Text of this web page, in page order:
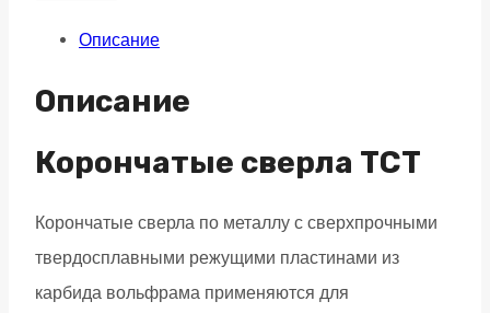
металлу
ц/
16х25
мм
quantity
Описание
Описание
Корончатые сверла TCT
Корончатые сверла по металлу с сверхпрочными
твердосплавными режущими пластинами из
карбида вольфрама применяются для